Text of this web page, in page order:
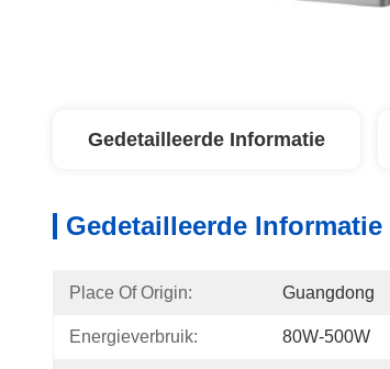
Gedetailleerde Informatie
Gedetailleerde Informatie
Place Of Origin: Guangdong
Energieverbruik: 80W-500W